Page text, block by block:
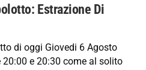
Estrazione Di
di oggi Giovedi 6 Agosto
e 20:30 come al solito